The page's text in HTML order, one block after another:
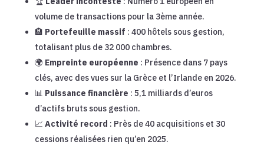
volume de transactions pour la 3ème année.
🏨 Portefeuille massif : 400 hôtels sous gestion,
totalisant plus de 32 000 chambres.
🌍 Empreinte européenne : Présence dans 7 pays
clés, avec des vues sur la Grèce et l’Irlande en 2026.
📊 Puissance financière : 5,1 milliards d’euros
d’actifs bruts sous gestion.
📈 Activité record : Près de 40 acquisitions et 30
cessions réalisées rien qu’en 2025.